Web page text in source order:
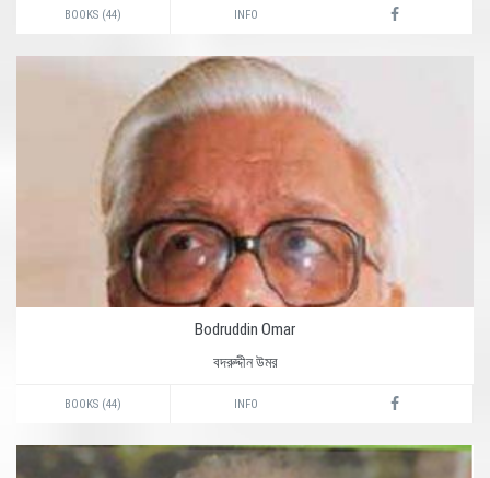
BOOKS (44) INFO
Bodruddin Omar
বদরুদ্দীন উমর
BOOKS (44) INFO